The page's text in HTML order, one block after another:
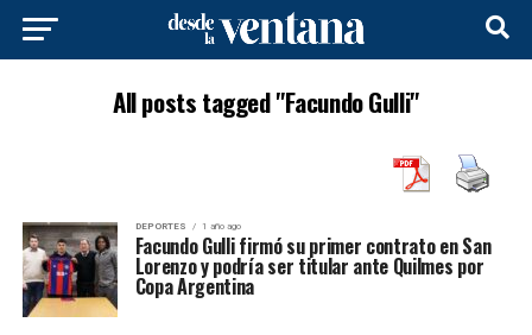
All posts tagged "Facundo Gulli"
DEPORTES 1 año ago
Facundo Gulli firmó su primer contrato en San
Lorenzo y podría ser titular ante Quilmes por
Copa Argentina